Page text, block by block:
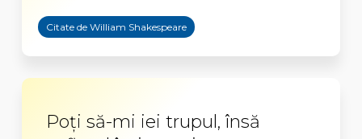
Citate de William Shakespeare
Poţi să-mi iei trupul, însă